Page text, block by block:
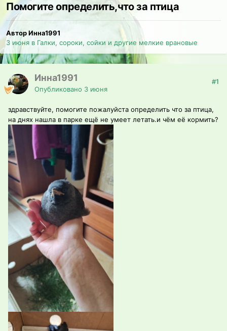
Помогите определить,что за птица
Автор Инна1991
3 июня в Галки, сороки, сойки и другие мелкие врановые
Инна1991
Опубликовано 3 июня
#1
здравствуйте, помогите пожалуйста определить что за птица,
на днях нашла в парке ещё не умеет летать.и чём её кормить?